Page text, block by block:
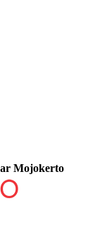
Mojokerto